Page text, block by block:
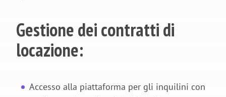
Gestione dei contratti di
locazione:
Accesso alla piattaforma per gli inquilini con